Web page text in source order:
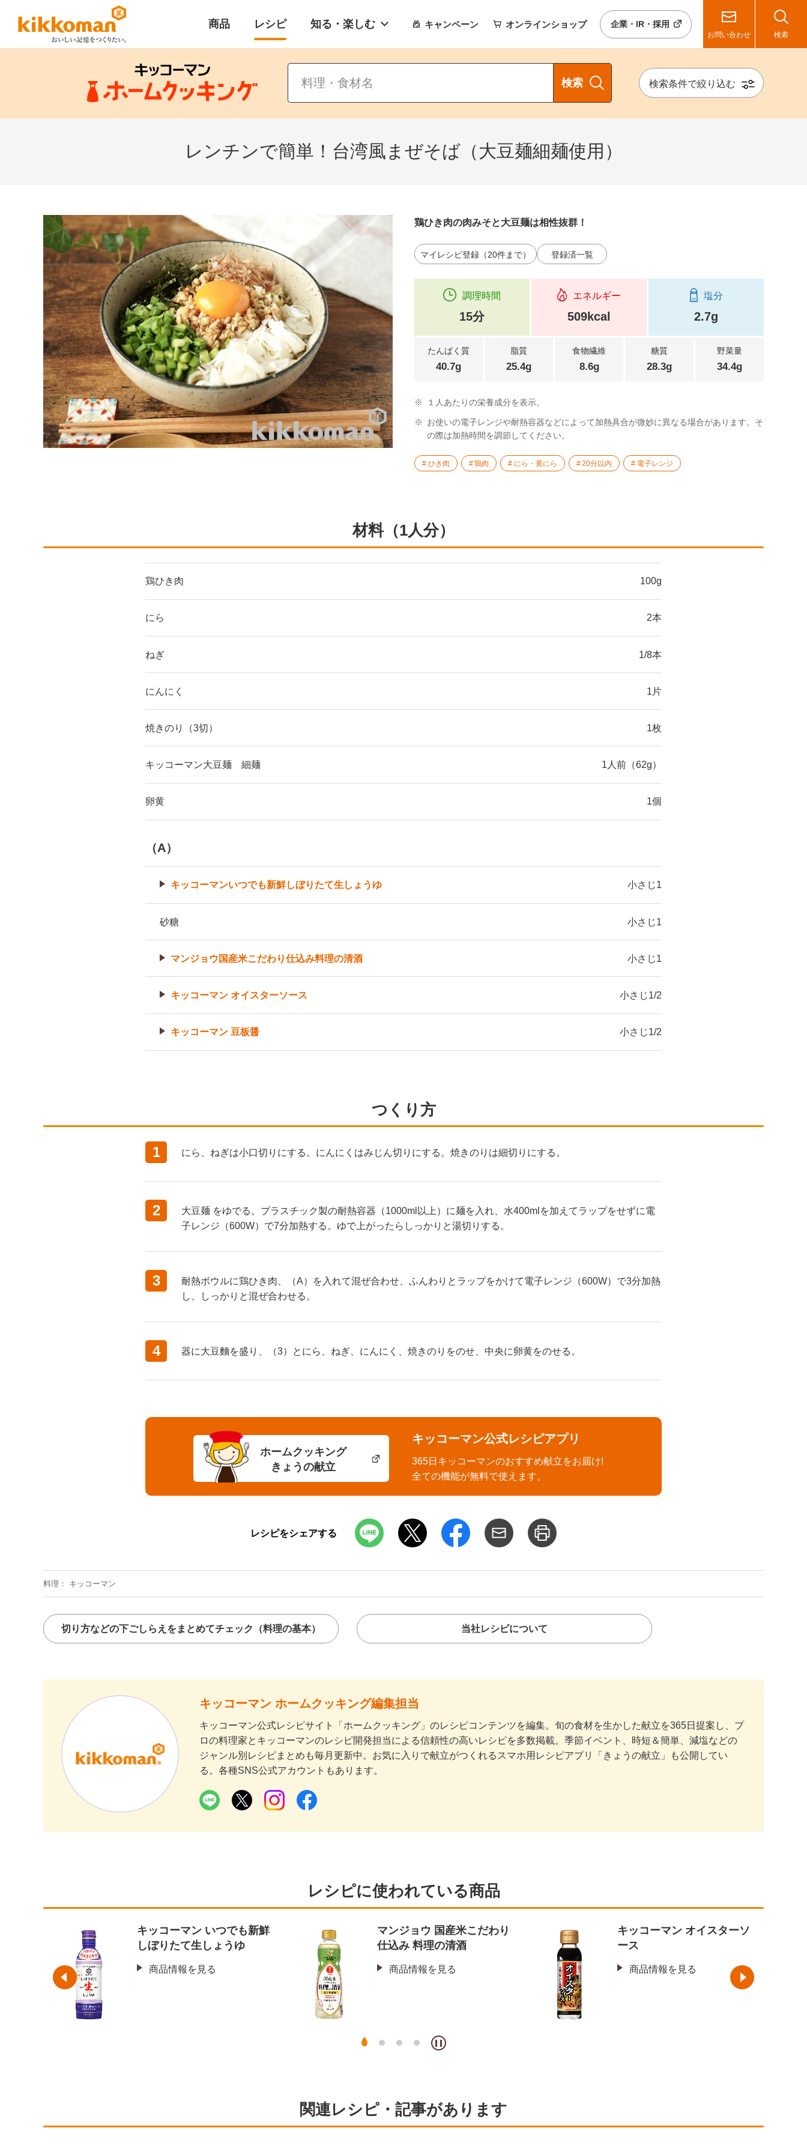
商品 レシピ 知る・楽しむ キャンペーン オンラインショップ 企業・IR・採用
お問い合わせ 検索
検索 検索条件で絞り込む
レンチンで簡単！台湾風まぜそば（大豆麺細麺使用）
鶏ひき肉の肉みそと大豆麺は相性抜群！
マイレシピ登録（20件まで） 登録済一覧
調理時間
15分
エネルギー
509kcal
塩分
2.7g
たんぱく質
40.7g
脂質
25.4g
食物繊維
8.6g
糖質
28.3g
野菜量
34.4g
※ １人あたりの栄養成分を表示。
※
お使いの電子レンジや耐熱容器などによって加熱具合が微妙に異なる場合があります。そ
の際は加熱時間を調節してください。
ひき肉 鶏肉 にら・黄にら 20分以内 電子レンジ
材料（1人分）
鶏ひき肉 100g
にら 2本
ねぎ 1/8本
にんにく 1片
焼きのり（3切） 1枚
キッコーマン大豆麺 細麺 1人前（62g）
卵黄 1個
（A）
キッコーマンいつでも新鮮しぼりたて生しょうゆ 小さじ1
砂糖 小さじ1
マンジョウ国産米こだわり仕込み料理の清酒 小さじ1
キッコーマン オイスターソース 小さじ1/2
キッコーマン 豆板醤 小さじ1/2
つくり方
1 にら、ねぎは小口切りにする。にんにくはみじん切りにする。焼きのりは細切りにする。
2
大豆麺 をゆでる。プラスチック製の耐熱容器（1000ml以上）に麺を入れ、水400mlを加えてラップをせずに電
子レンジ（600W）で7分加熱する。ゆで上がったらしっかりと湯切りする。
3
耐熱ボウルに鶏ひき肉、（A）を入れて混ぜ合わせ、ふんわりとラップをかけて電子レンジ（600W）で3分加熱
し、しっかりと混ぜ合わせる。
4 器に大豆麵を盛り、（3）とにら、ねぎ、にんにく、焼きのりをのせ、中央に卵黄をのせる。
ホームクッキング
きょうの献立
キッコーマン公式レシピアプリ
365日キッコーマンのおすすめ献立をお届け!
全ての機能が無料で使えます。
レシピをシェアする
料理 キッコーマン
切り方などの下ごしらえをまとめてチェック （料理の基本） 当社レシピについて
キッコーマン ホームクッキング編集担当
キッコーマン公式レシピサイト「ホームクッキング」のレシピコンテンツを編集。旬の食材を生かした献立を365日提案し、プ
ロの料理家とキッコーマンのレシピ開発担当による信頼性の高いレシピを多数掲載。季節イベント、時短＆簡単、減塩などの
ジャンル別レシピまとめも毎月更新中。お気に入りで献立がつくれるスマホ用レシピアプリ「きょうの献立」も公開してい
る。各種SNS公式アカウントもあります。
レシピに使われている商品
キッコーマン いつでも新鮮
しぼりたて生しょうゆ
商品情報を見る
マンジョウ 国産米こだわり
仕込み 料理の清酒
商品情報を見る
キッコーマン オイスターソ
ース
商品情報を見る
関連レシピ・記事があります